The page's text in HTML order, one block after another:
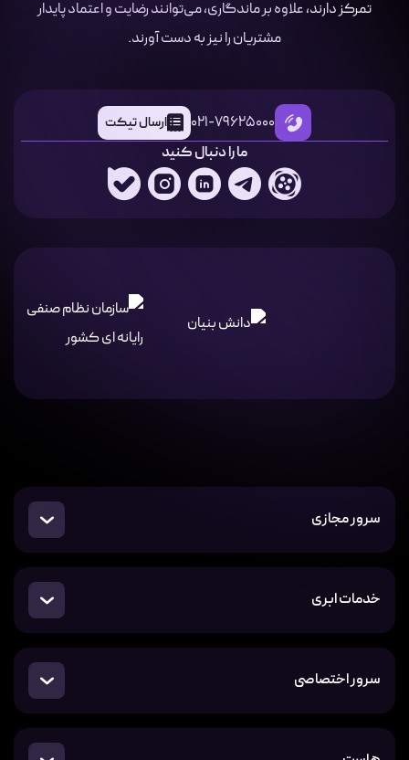
تمرکز دارند، علاوه بر ماندگاری، می‌توانند رضایت و اعتماد پایدار
مشتریان را نیز به دست آورند.
021-79625000 ارسال تیکت
ما را دنبال کنید
سرور مجازی
خدمات ابری
سرور اختصاصی